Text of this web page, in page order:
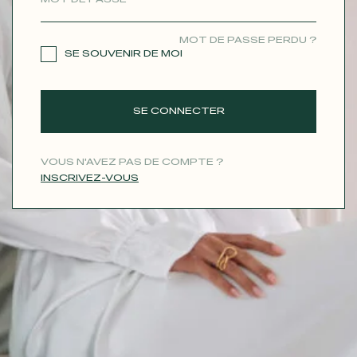
MOT DE PASSE PERDU ?
SE SOUVENIR DE MOI
SE CONNECTER
VOUS N'AVEZ PAS DE COMPTE ?
INSCRIVEZ-VOUS